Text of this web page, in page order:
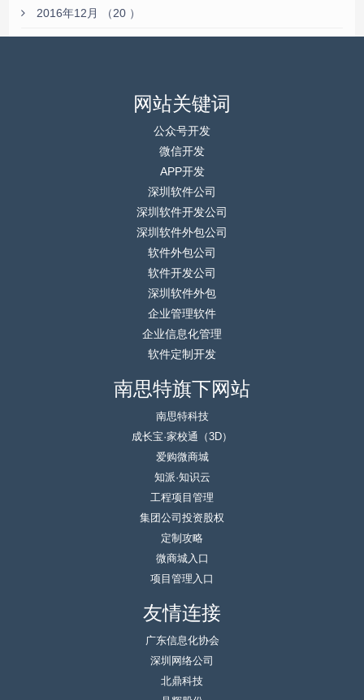
2016年12月 （20 ）
网站关键词
公众号开发
微信开发
APP开发
深圳软件公司
深圳软件开发公司
深圳软件外包公司
软件外包公司
软件开发公司
深圳软件外包
企业管理软件
企业信息化管理
软件定制开发
南思特旗下网站
南思特科技
成长宝·家校通（3D）
爱购微商城
知派·知识云
工程项目管理
集团公司投资股权
定制攻略
微商城入口
项目管理入口
友情连接
广东信息化协会
深圳网络公司
北鼎科技